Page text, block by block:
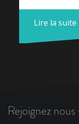
Lire la
Rejoignez